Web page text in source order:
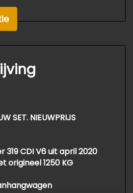
elektrisch verstel- en
met
glas
SET. NIEUWPRIJS
319 CDI V6 uit april 2020
origineel 1250 KG